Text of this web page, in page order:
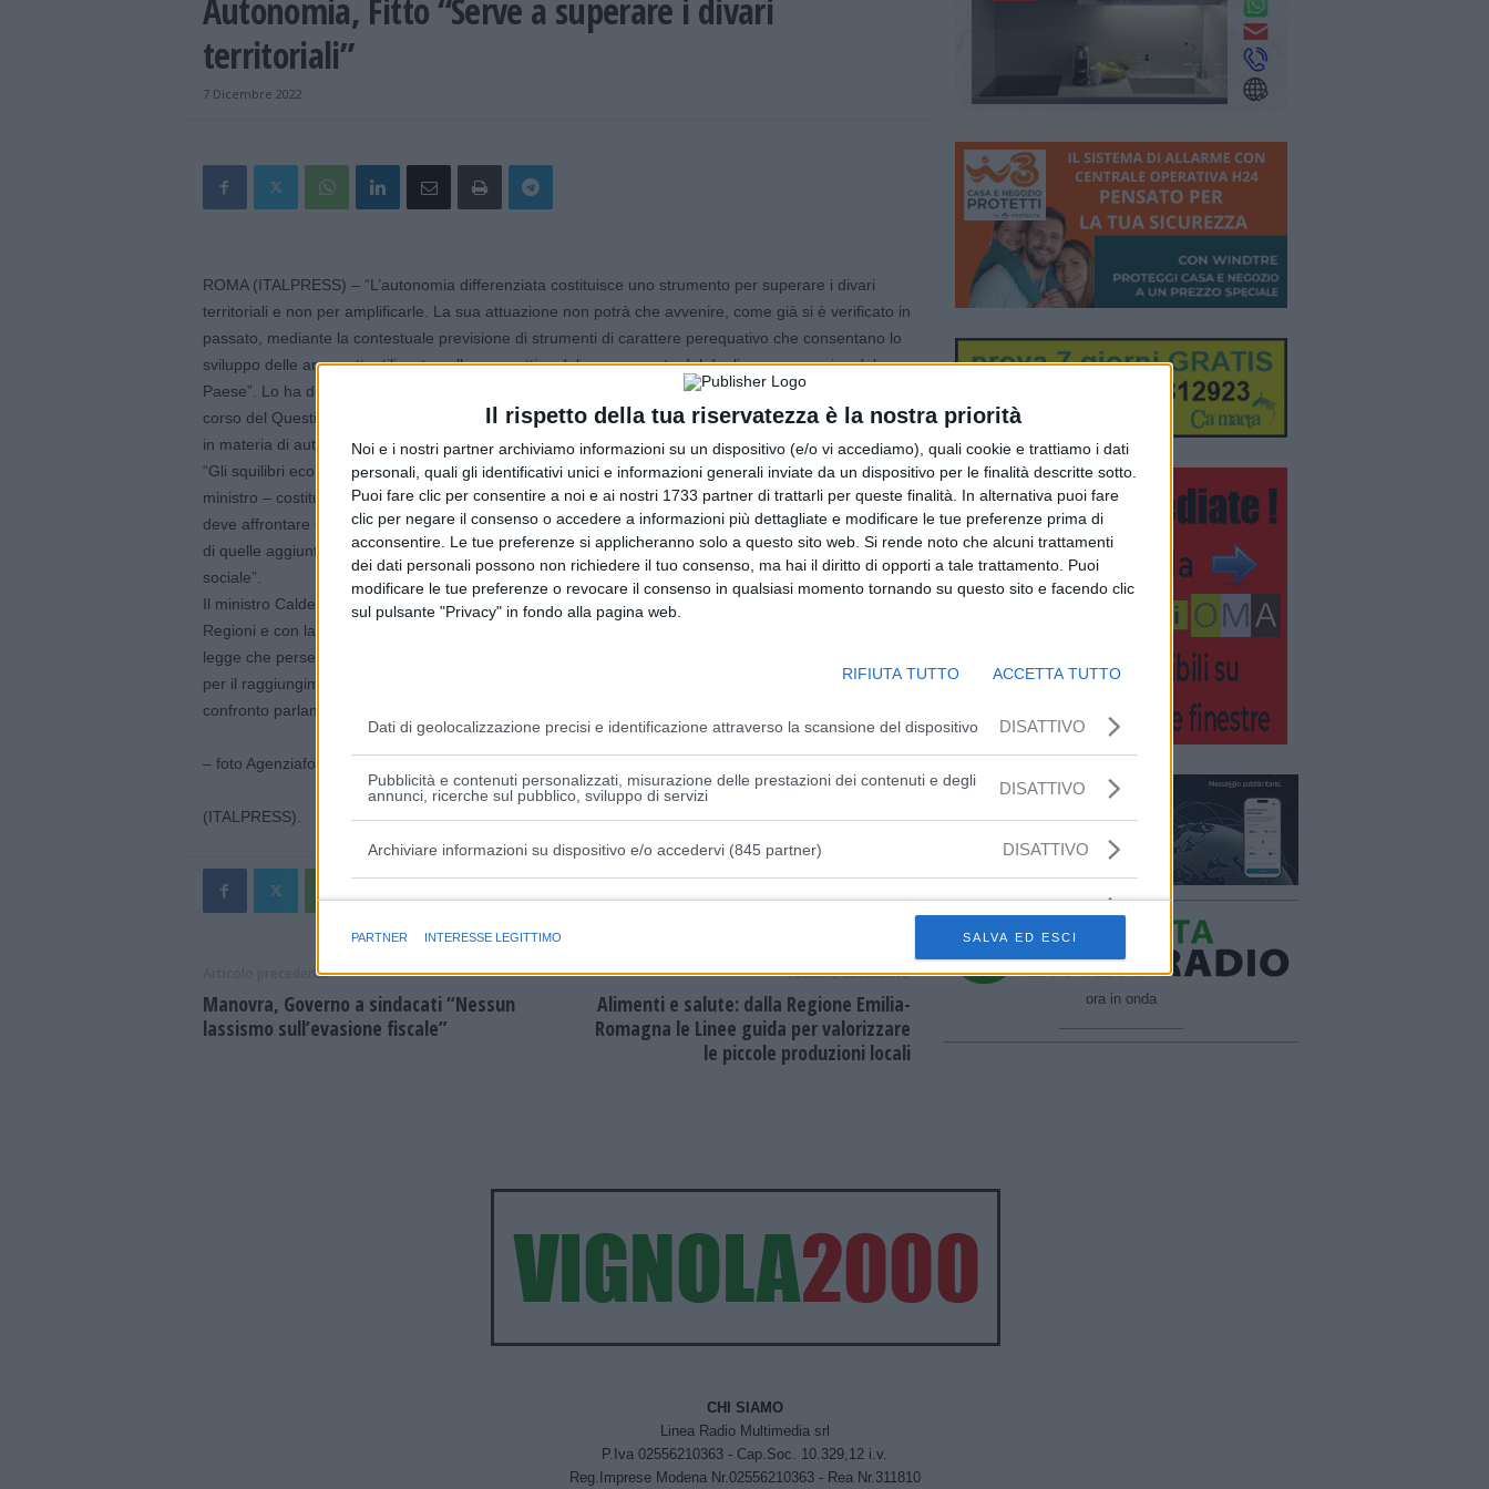
Il rispetto della tua riservatezza è la nostra priorità
Noi e i nostri partner archiviamo informazioni su un dispositivo (e/o vi accediamo), quali cookie e trattiamo i dati
personali, quali gli identificativi unici e informazioni generali inviate da un dispositivo per le finalità descritte sotto.
Puoi fare clic per consentire a noi e ai nostri 1733 partner di trattarli per queste finalità. In alternativa puoi fare
clic per negare il consenso o accedere a informazioni più dettagliate e modificare le tue preferenze prima di
acconsentire. Le tue preferenze si applicheranno solo a questo sito web. Si rende noto che alcuni trattamenti
dei dati personali possono non richiedere il tuo consenso, ma hai il diritto di opporti a tale trattamento. Puoi
modificare le tue preferenze o revocare il consenso in qualsiasi momento tornando su questo sito e facendo clic
sul pulsante "Privacy" in fondo alla pagina web.
RIFIUTA TUTTO ACCETTA TUTTO
Dati di geolocalizzazione precisi e identificazione attraverso la scansione del dispositivo DISATTIVO
Pubblicità e contenuti personalizzati, misurazione delle prestazioni dei contenuti e degli
annunci, ricerche sul pubblico, sviluppo di servizi
DISATTIVO
Archiviare informazioni su dispositivo e/o accedervi (845 partner) DISATTIVO
Finalità e caratteristiche speciali
PARTNER INTERESSE LEGITTIMO SALVA ED ESCI
Autonomia, Fitto “Serve a superare i divari
territoriali”
7 Dicembre 2022
ROMA (ITALPRESS) – “L’autonomia differenziata costituisce uno strumento per superare i divari
territoriali e non per amplificarle. La sua attuazione non potrà che avvenire, come già si è verificato in
passato, mediante la contestuale previsione di strumenti di carattere perequativo che consentano lo
sviluppo delle aree sottoutilizzate nella prospettiva del superamento del dualismo economico del
Paese”. Lo ha detto Raffaele Fitto, ministro per gli Affari europei, le Politiche di coesione e il Pnrr, nel
corso del Question Time alla Camera, in risposta a un’interrogazione sugli intendimenti del Governo
in materia di autonomia differenziata.
“Gli squilibri economici e sociali e i divari territoriali nella fruizione delle prestazioni – ha affermato il
ministro – costituiscono un dato di fatto. Lo Stato, in attuazione dell’articolo 119 della Costituzione,
deve affrontare e rimuovere squilibri e divari mediante l’utilizzo delle risorse del fondo perequativo e
di quelle aggiuntive destinate a promuovere lo sviluppo economico, la coesione e la solidarietà
sociale”.
Il ministro Calderoli “ha avviato una serie di confronti preliminari – ha spiegato Fitto – con le singole
Regioni e con la Conferenza delle Regioni sottoponendo una bozza di lavoro relativa a un disegno di
legge che perseguirà il duplice obiettivo di disciplinare in modo armonico e omogeneo la procedura
per il raggiungimento delle intese in un costante dialogo con il sistema delle autonomie e di favore il
confronto parlamentare”.
– foto Agenziafotogramma.it –
(ITALPRESS).
Articolo precedente
Manovra, Governo a sindacati “Nessun
lassismo sull’evasione fiscale”
Articolo successivo
Alimenti e salute: dalla Regione Emilia-
Romagna le Linee guida per valorizzare
le piccole produzioni locali
ora in onda
CHI SIAMO
Linea Radio Multimedia srl
P.Iva 02556210363 - Cap.Soc. 10.329,12 i.v.
Reg.Imprese Modena Nr.02556210363 - Rea Nr.311810